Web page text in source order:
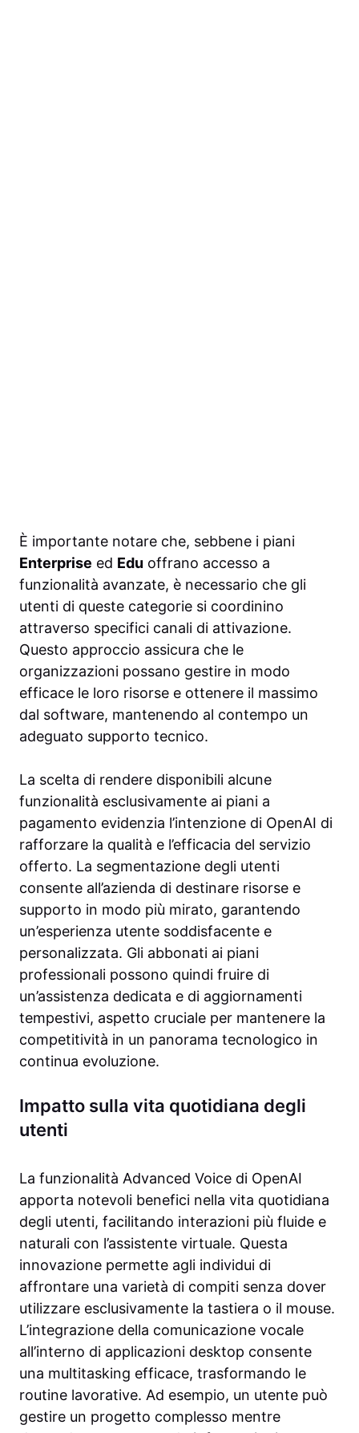
È importante notare che, sebbene i piani
Enterprise ed Edu offrano accesso a
funzionalità avanzate, è necessario che gli
utenti di queste categorie si coordinino
attraverso specifici canali di attivazione.
Questo approccio assicura che le
organizzazioni possano gestire in modo
efficace le loro risorse e ottenere il massimo
dal software, mantenendo al contempo un
adeguato supporto tecnico.
La scelta di rendere disponibili alcune
funzionalità esclusivamente ai piani a
pagamento evidenzia l’intenzione di OpenAI di
rafforzare la qualità e l’efficacia del servizio
offerto. La segmentazione degli utenti
consente all’azienda di destinare risorse e
supporto in modo più mirato, garantendo
un’esperienza utente soddisfacente e
personalizzata. Gli abbonati ai piani
professionali possono quindi fruire di
un’assistenza dedicata e di aggiornamenti
tempestivi, aspetto cruciale per mantenere la
competitività in un panorama tecnologico in
continua evoluzione.
Impatto sulla vita quotidiana degli
utenti
La funzionalità Advanced Voice di OpenAI
apporta notevoli benefici nella vita quotidiana
degli utenti, facilitando interazioni più fluide e
naturali con l’assistente virtuale. Questa
innovazione permette agli individui di
affrontare una varietà di compiti senza dover
utilizzare esclusivamente la tastiera o il mouse.
L’integrazione della comunicazione vocale
all’interno di applicazioni desktop consente
una multitasking efficace, trasformando le
routine lavorative. Ad esempio, un utente può
gestire un progetto complesso mentre